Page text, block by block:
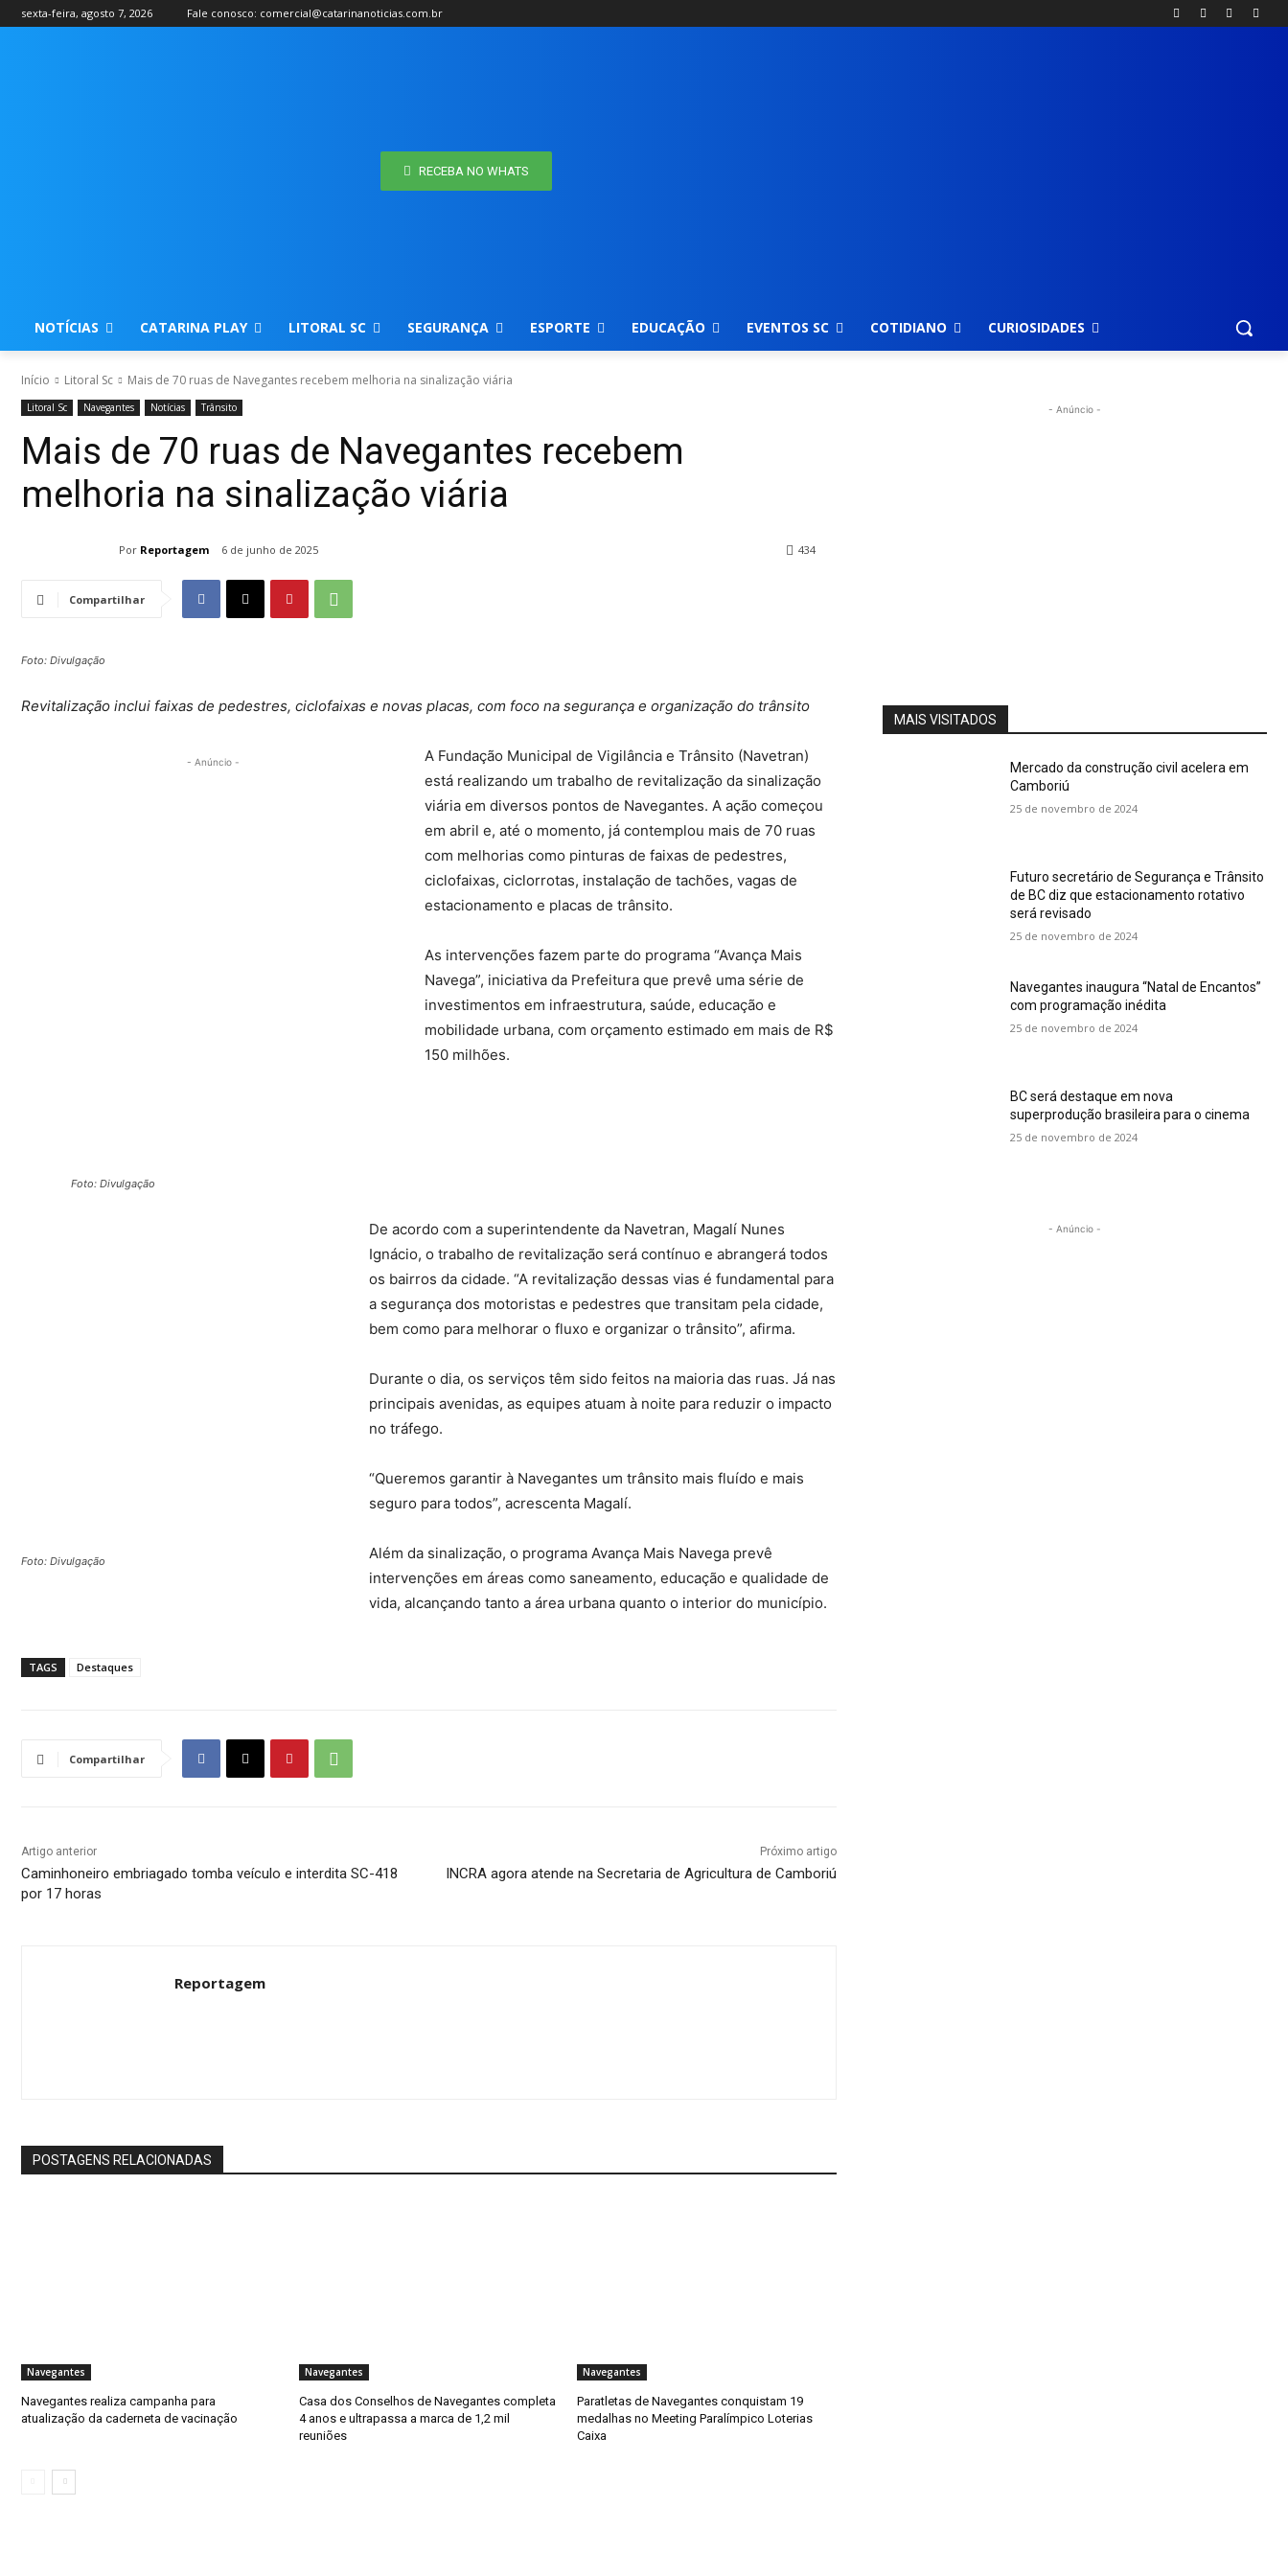
sexta-feira, agosto 7, 2026 Fale conosco: comercial@catarinanoticias.com.br
RECEBA NO WHATS
NOTÍCIAS CATARINA PLAY LITORAL SC SEGURANÇA ESPORTE EDUCAÇÃO EVENTOS SC COTIDIANO CURIOSIDADES
Início Litoral Sc Mais de 70 ruas de Navegantes recebem melhoria na sinalização viária
Litoral Sc Navegantes Notícias Trânsito
Mais de 70 ruas de Navegantes recebem
melhoria na sinalização viária
Por Reportagem 6 de junho de 2025 434
Compartilhar
Foto: Divulgação
Revitalização inclui faixas de pedestres, ciclofaixas e novas placas, com foco na segurança e organização do trânsito
- Anúncio -
A Fundação Municipal de Vigilância e Trânsito (Navetran)
está realizando um trabalho de revitalização da sinalização
viária em diversos pontos de Navegantes. A ação começou
em abril e, até o momento, já contemplou mais de 70 ruas
com melhorias como pinturas de faixas de pedestres,
ciclofaixas, ciclorrotas, instalação de tachões, vagas de
estacionamento e placas de trânsito.
As intervenções fazem parte do programa “Avança Mais
Navega”, iniciativa da Prefeitura que prevê uma série de
investimentos em infraestrutura, saúde, educação e
mobilidade urbana, com orçamento estimado em mais de R$
150 milhões.
Foto: Divulgação
Foto: Divulgação
De acordo com a superintendente da Navetran, Magalí Nunes
Ignácio, o trabalho de revitalização será contínuo e abrangerá todos
os bairros da cidade. “A revitalização dessas vias é fundamental para
a segurança dos motoristas e pedestres que transitam pela cidade,
bem como para melhorar o fluxo e organizar o trânsito”, afirma.
Durante o dia, os serviços têm sido feitos na maioria das ruas. Já nas
principais avenidas, as equipes atuam à noite para reduzir o impacto
no tráfego.
“Queremos garantir à Navegantes um trânsito mais fluído e mais
seguro para todos”, acrescenta Magalí.
Além da sinalização, o programa Avança Mais Navega prevê
intervenções em áreas como saneamento, educação e qualidade de
vida, alcançando tanto a área urbana quanto o interior do município.
TAGS Destaques
Compartilhar
Artigo anterior
Caminhoneiro embriagado tomba veículo e interdita SC-418
por 17 horas
Próximo artigo
INCRA agora atende na Secretaria de Agricultura de Camboriú
Reportagem
POSTAGENS RELACIONADAS
Navegantes
Navegantes realiza campanha para
atualização da caderneta de vacinação
Navegantes
Casa dos Conselhos de Navegantes completa
4 anos e ultrapassa a marca de 1,2 mil
reuniões
Navegantes
Paratletas de Navegantes conquistam 19
medalhas no Meeting Paralímpico Loterias
Caixa
- Anúncio -
MAIS VISITADOS
Mercado da construção civil acelera em
Camboriú
25 de novembro de 2024
Futuro secretário de Segurança e Trânsito
de BC diz que estacionamento rotativo
será revisado
25 de novembro de 2024
Navegantes inaugura “Natal de Encantos”
com programação inédita
25 de novembro de 2024
BC será destaque em nova
superprodução brasileira para o cinema
25 de novembro de 2024
- Anúncio -